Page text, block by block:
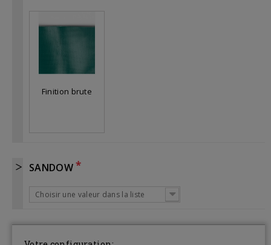
Finition brute
SANDOW*
Choisir une valeur dans la liste